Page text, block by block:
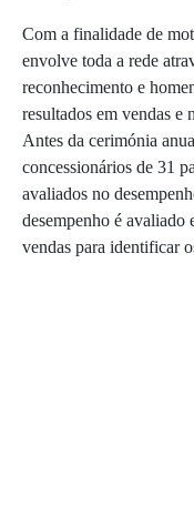
Com a finalidade de
envolve toda a rede
reconhecimento e
resultados em vendas e
Antes da cerimónia
concessionários de 31
avaliados no
desempenho é avaliado
vendas para identificar